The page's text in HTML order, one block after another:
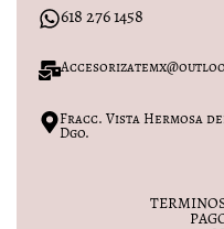
618 276 1458
Fracc. Vista Hermosa
Dgo.